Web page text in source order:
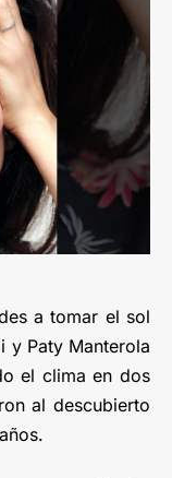
a tomar el sol
y Paty Manterola
el clima en dos
al descubierto